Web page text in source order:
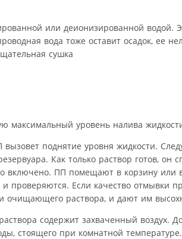
или деионизированной водой.
вода тоже оставит осадок, ее
сушка
уровень налива
поднятие уровня жидкости.
Как только раствор готов, он
включено. ПП помещают в корзину или
и проверяются. Если качество отмывки
очищающего раствора, и дают им
содержит захваченный воздух.
стоящего при комнатной